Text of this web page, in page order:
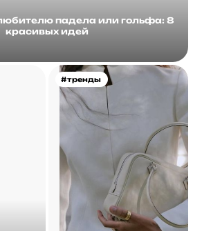
падела или гольфа: 8
красивых идей
#тренды